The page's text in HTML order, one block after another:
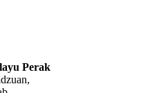
Perak